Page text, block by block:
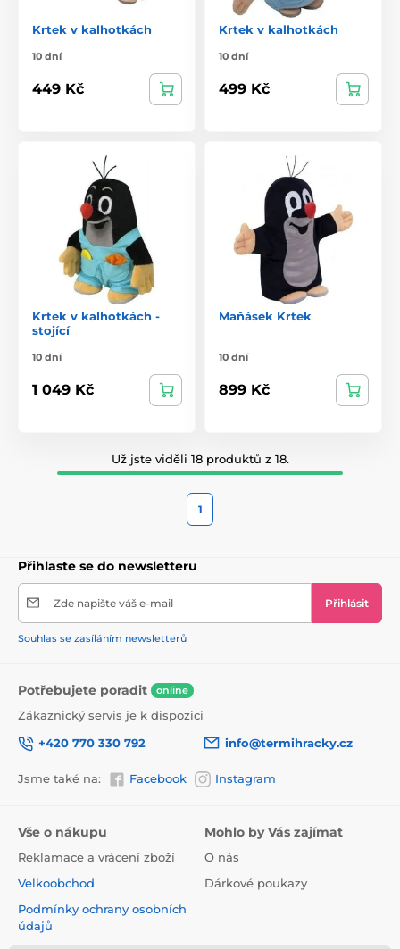
Krtek v kalhotkách
10 dní
449 Kč
Krtek v kalhotkách
10 dní
499 Kč
Krtek v kalhotkách -
stojící
10 dní
1 049 Kč
Maňásek Krtek
10 dní
899 Kč
Už jste viděli 18 produktů z 18.
1
Přihlaste se do newsletteru
Zde napište váš e-mail Přihlásit
Souhlas se zasíláním newsletterů
Potřebujete poradit online
Zákaznický servis je k dispozici
+420 770 330 792
info@termihracky.cz
Jsme také na: Facebook Instagram
Vše o nákupu
Reklamace a vrácení zboží
Velkoobchod
Podmínky ochrany osobních
údajů
Mohlo by Vás zajímat
O nás
Dárkové poukazy